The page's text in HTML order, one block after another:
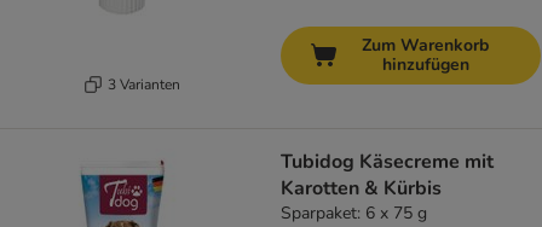
3 Varianten
Zum Warenkorb
hinzufügen
Tubidog Käsecreme mit
Karotten & Kürbis
Sparpaket: 6 x 75 g